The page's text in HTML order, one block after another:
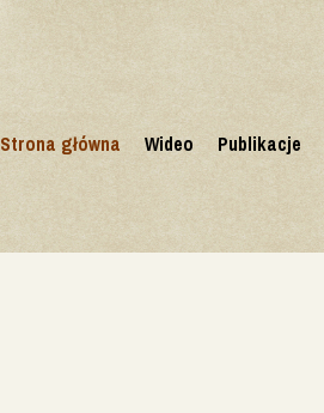
Strona główna Wideo Publikacje